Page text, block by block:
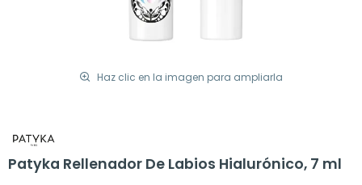
Haz clic en la imagen para ampliarla
Patyka Rellenador De Labios Hialurónico, 7 ml